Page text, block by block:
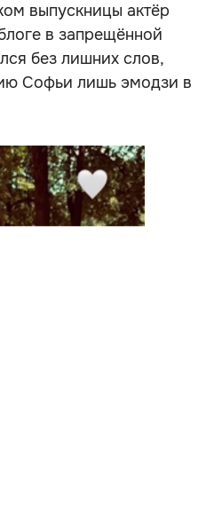
выпускницы актёр
в запрещённой
без лишних слов,
Софьи лишь эмодзи в